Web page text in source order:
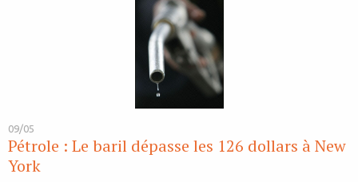
09/05
Pétrole : Le baril dépasse les 126 dollars à New
York